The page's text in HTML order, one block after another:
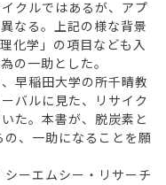
クルではあるが、アプ
なる。上記の様な背景
化学」の項目なども入
の一助とした。
早稲田大学の所千晴教
バルに見た、リサイク
た。本書が、脱炭素と
、一助になることを願
ーエムシー・リサーチ